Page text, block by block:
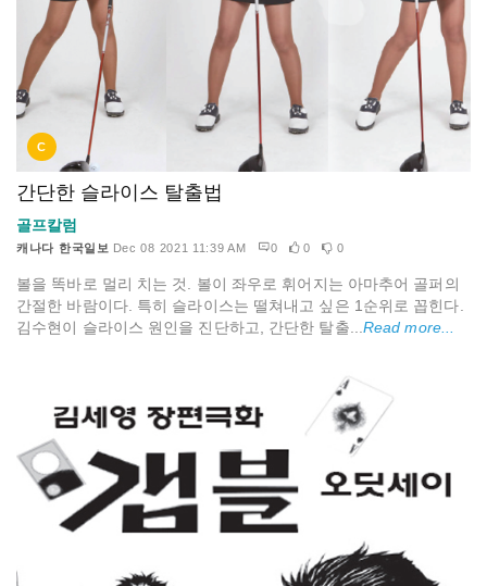
C
간단한 슬라이스 탈출법
골프칼럼
캐나다 한국일보 Dec 08 2021 11:39 AM 0 0 0
볼을 똑바로 멀리 치는 것. 볼이 좌우로 휘어지는 아마추어 골퍼의
간절한 바람이다. 특히 슬라이스는 떨쳐내고 싶은 1순위로 꼽힌다.
김수현이 슬라이스 원인을 진단하고, 간단한 탈출...Read more...